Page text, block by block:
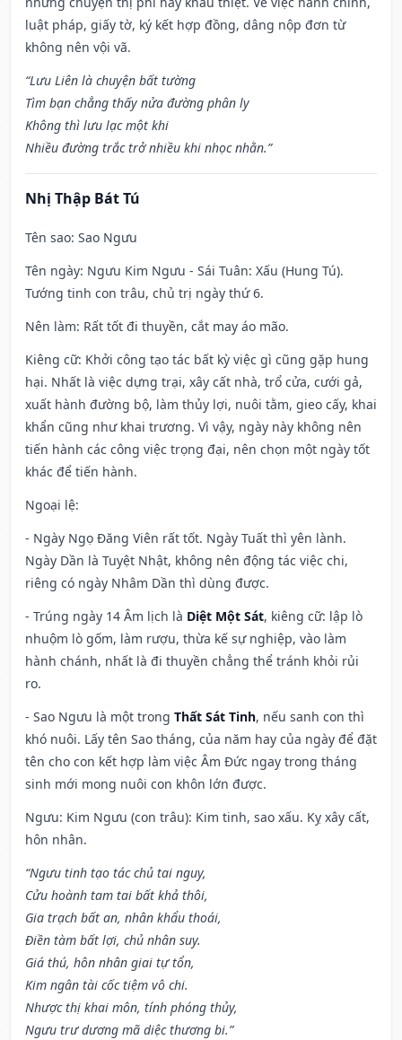
luật pháp, giấy tờ, ký kết hợp đồng, dâng nộp đơn từ
không nên vội vã.
“Lưu Liên là chuyện bất tường
Tìm bạn chẳng thấy nửa đường phân ly
Không thì lưu lạc một khi
Nhiều đường trắc trở nhiều khi nhọc nhằn.”
Nhị Thập Bát Tú
Tên sao: Sao Ngưu
Tên ngày: Ngưu Kim Ngưu - Sái Tuân: Xấu (Hung Tú).
Tướng tinh con trâu, chủ trị ngày thứ 6.
Nên làm: Rất tốt đi thuyền, cắt may áo mão.
Kiêng cữ: Khởi công tạo tác bất kỳ việc gì cũng gặp hung
hại. Nhất là việc dựng trại, xây cất nhà, trổ cửa, cưới gả,
xuất hành đường bộ, làm thủy lợi, nuôi tằm, gieo cấy, khai
khẩn cũng như khai trương. Vì vậy, ngày này không nên
tiến hành các công việc trọng đại, nên chọn một ngày tốt
khác để tiến hành.
Ngoại lệ:
- Ngày Ngọ Đăng Viên rất tốt. Ngày Tuất thì yên lành.
Ngày Dần là Tuyệt Nhật, không nên động tác việc chi,
riêng có ngày Nhâm Dần thì dùng được.
- Trúng ngày 14 Âm lịch là Diệt Một Sát, kiêng cữ: lập lò
nhuộm lò gốm, làm rượu, thừa kế sự nghiệp, vào làm
hành chánh, nhất là đi thuyền chẳng thể tránh khỏi rủi
ro.
- Sao Ngưu là một trong Thất Sát Tinh, nếu sanh con thì
khó nuôi. Lấy tên Sao tháng, của năm hay của ngày để đặt
tên cho con kết hợp làm việc Âm Đức ngay trong tháng
sinh mới mong nuôi con khôn lớn được.
Ngưu: Kim Ngưu (con trâu): Kim tinh, sao xấu. Kỵ xây cất,
hôn nhân.
“Ngưu tinh tạo tác chủ tai nguy,
Cửu hoành tam tai bất khả thôi,
Gia trạch bất an, nhân khẩu thoái,
Điền tàm bất lợi, chủ nhân suy.
Giá thú, hôn nhân giai tự tổn,
Kim ngân tài cốc tiệm vô chi.
Nhược thị khai môn, tính phóng thủy,
Ngưu trư dương mã diệc thương bi.”